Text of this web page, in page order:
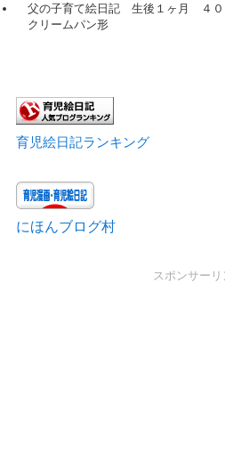
父の子育て絵日記 生後１ヶ月 ４
クリームパン形
育児絵日記ランキング
にほんブログ村
スポンサーリ